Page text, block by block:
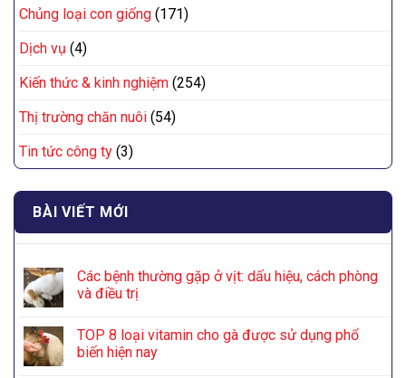
Chủng loại con giống (171)
Dịch vụ (4)
Kiến thức & kinh nghiệm (254)
Thị trường chăn nuôi (54)
Tin tức công ty (3)
BÀI VIẾT MỚI
Các bệnh thường gặp ở vịt: dấu hiệu, cách phòng
và điều trị
TOP 8 loại vitamin cho gà được sử dụng phổ
biến hiện nay